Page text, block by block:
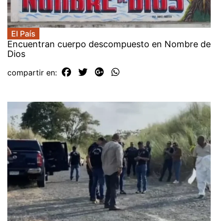
El País
Encuentran cuerpo descompuesto en Nombre de
Dios
compartir en: